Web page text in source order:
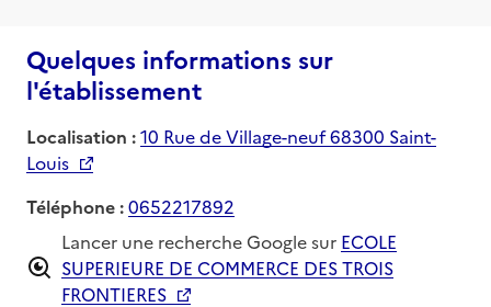
Quelques informations sur
l'établissement
Localisation :10 Rue de Village-neuf 68300 Saint-
Louis
Téléphone :0652217892
Lancer une recherche Google sur ECOLE
SUPERIEURE DE COMMERCE DES TROIS
FRONTIERES